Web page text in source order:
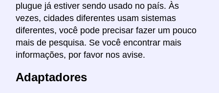
plugue já estiver sendo usado no país. Às
vezes, cidades diferentes usam sistemas
diferentes, você pode precisar fazer um pouco
mais de pesquisa. Se você encontrar mais
informações, por favor nos avise.
Adaptadores